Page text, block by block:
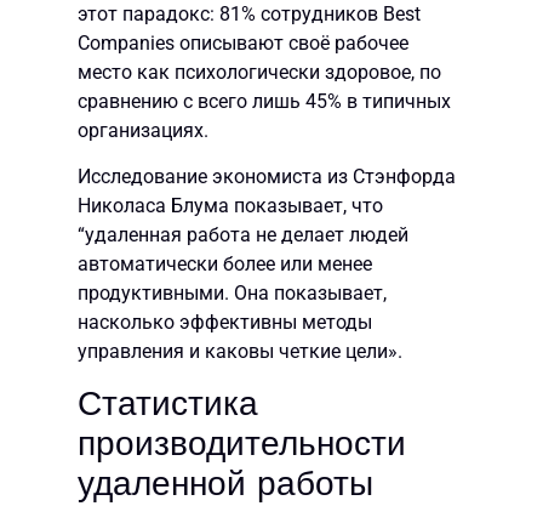
этот парадокс: 81% сотрудников Best
Companies описывают своё рабочее
место как психологически здоровое, по
сравнению с всего лишь 45% в типичных
организациях.
Исследование экономиста из Стэнфорда
Николаса Блума показывает, что
“удаленная работа не делает людей
автоматически более или менее
продуктивными. Она показывает,
насколько эффективны методы
управления и каковы четкие цели».
Статистика
производительности
удаленной работы